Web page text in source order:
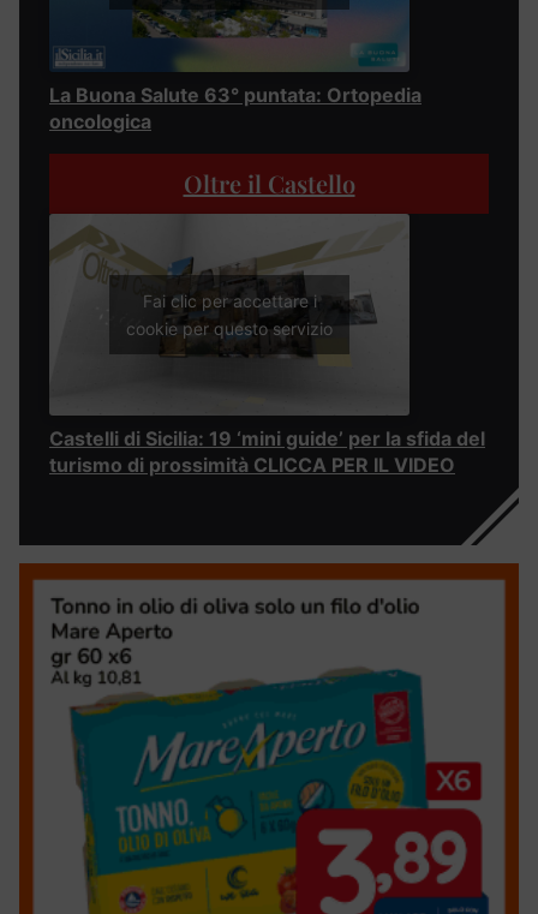
La Buona Salute 63° puntata: Ortopedia
oncologica
Oltre il Castello
Fai clic per accettare i
cookie per questo servizio
Castelli di Sicilia: 19 ‘mini guide’ per la sfida del
turismo di prossimità CLICCA PER IL VIDEO